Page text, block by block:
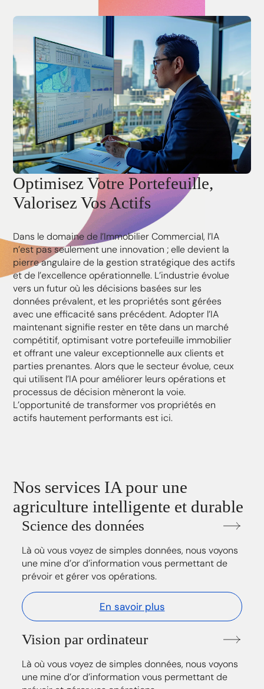
Optimisez Votre Portefeuille,
Valorisez Vos Actifs
Dans le domaine de l’Immobilier Commercial, l’IA
n’est pas seulement une innovation ; elle devient la
pierre angulaire de la gestion stratégique des actifs
et de l’excellence opérationnelle. L’industrie évolue
vers un futur où les décisions basées sur les
données prévalent, et les propriétés sont gérées
avec une efficacité sans précédent. Adopter l’IA
maintenant signifie rester en tête dans un marché
compétitif, optimisant votre portefeuille immobilier
et offrant une valeur exceptionnelle aux clients et
parties prenantes. Alors que le secteur évolue, ceux
qui utilisent l’IA pour améliorer leurs opérations et
processus de décision mèneront la voie.
L’opportunité de transformer vos propriétés en
actifs hautement performants est ici.
Nos services IA pour une
agriculture intelligente et durable
Science des données
Là où vous voyez de simples données, nous voyons
une mine d’or d’information vous permettant de
prévoir et gérer vos opérations.
En savoir plus
Vision par ordinateur
Là où vous voyez de simples données, nous voyons
une mine d’or d’information vous permettant de